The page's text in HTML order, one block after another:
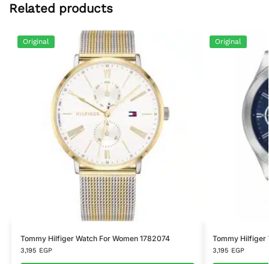
Related products
Original
Tommy Hilfiger Watch For Women 1782074
3,195 EGP
Original
Tommy Hilfiger
3,195 EGP